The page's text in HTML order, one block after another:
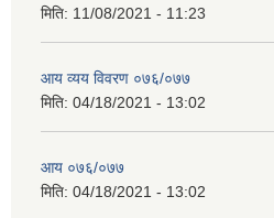
मिति: 11/08/2021 - 11:23
आय व्यय विवरण ०७६/०७७
मिति: 04/18/2021 - 13:02
आय ०७६/०७७
मिति: 04/18/2021 - 13:02